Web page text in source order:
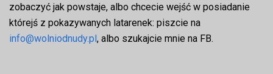
zobaczyć jak powstaje, albo chcecie wejść w posiadanie
którejś z pokazywanych latarenek: piszcie na
info@wolniodnudy.pl, albo szukajcie mnie na FB.